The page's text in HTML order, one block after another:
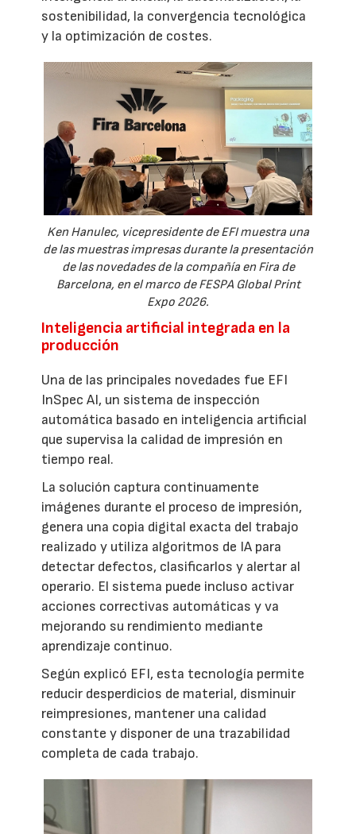
sostenibilidad, la convergencia tecnológica
y la optimización de costes.
Ken Hanulec, vicepresidente de EFI muestra una
de las muestras impresas durante la presentación
de las novedades de la compañía en Fira de
Barcelona, en el marco de FESPA Global Print
Expo 2026.
Inteligencia artificial integrada en la
producción
Una de las principales novedades fue EFI
InSpec AI, un sistema de inspección
automática basado en inteligencia artificial
que supervisa la calidad de impresión en
tiempo real.
La solución captura continuamente
imágenes durante el proceso de impresión,
genera una copia digital exacta del trabajo
realizado y utiliza algoritmos de IA para
detectar defectos, clasificarlos y alertar al
operario. El sistema puede incluso activar
acciones correctivas automáticas y va
mejorando su rendimiento mediante
aprendizaje continuo.
Según explicó EFI, esta tecnología permite
reducir desperdicios de material, disminuir
reimpresiones, mantener una calidad
constante y disponer de una trazabilidad
completa de cada trabajo.